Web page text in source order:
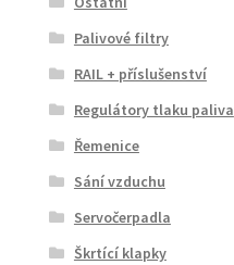
Palivové filtry
RAIL + příslušenství
Regulátory tlaku paliva
Řemenice
Sání vzduchu
Servočerpadla
Škrtící klapky